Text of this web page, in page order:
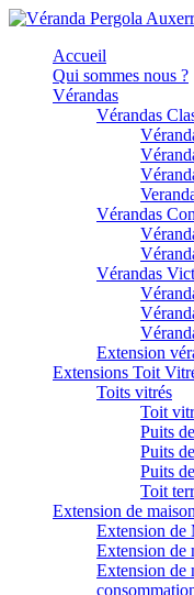
Accueil
Qui sommes nous ?
Vérandas
Vérandas
Vérandas
Vérandas
Extension
Extensions Toit
Toits vitrés
Toit
Puits
Puits
Puits
Toit
Extension de maison
Extension de
Extension de
Extension de